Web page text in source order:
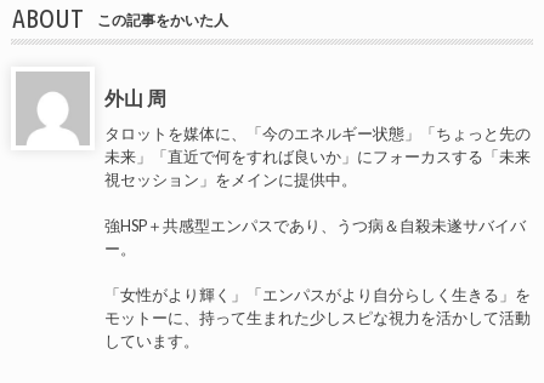
ABOUT この記事をかいた人
外山 周
タロットを媒体に、「今のエネルギー状態」「ちょっと先の
未来」「直近で何をすれば良いか」にフォーカスする「未来
視セッション」をメインに提供中。
強HSP＋共感型エンパスであり、うつ病＆自殺未遂サバイバ
ー。
「女性がより輝く」「エンパスがより自分らしく生きる」を
モットーに、持って生まれた少しスピな視力を活かして活動
しています。